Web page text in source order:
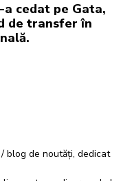
cedat pe Gata,
de transfer în
blog de noutăți, dedicat